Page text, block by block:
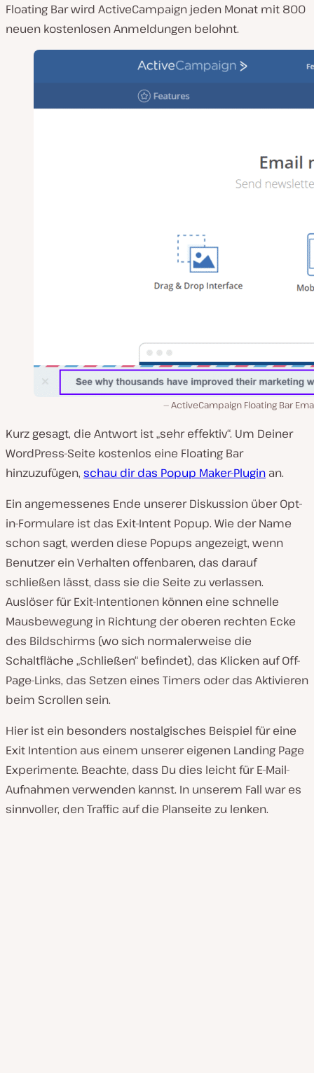
Floating Bar wird ActiveCampaign jeden Monat mit 800
neuen kostenlosen Anmeldungen belohnt.
ActiveCampaign Floating Bar
Kurz gesagt, die Antwort ist „sehr effektiv“. Um Deiner
WordPress-Seite kostenlos eine Floating Bar
hinzuzufügen, schau dir das Popup Maker-Plugin an.
Ein angemessenes Ende unserer Diskussion über Opt-
in-Formulare ist das Exit-Intent Popup. Wie der Name
schon sagt, werden diese Popups angezeigt, wenn
Benutzer ein Verhalten offenbaren, das darauf
schließen lässt, dass sie die Seite zu verlassen.
Auslöser für Exit-Intentionen können eine schnelle
Mausbewegung in Richtung der oberen rechten Ecke
des Bildschirms (wo sich normalerweise die
Schaltfläche „Schließen“ befindet), das Klicken auf Off-
Page-Links, das Setzen eines Timers oder das Aktivieren
beim Scrollen sein.
Hier ist ein besonders nostalgisches Beispiel für eine
Exit Intention aus einem unserer eigenen Landing Page
Experimente. Beachte, dass Du dies leicht für E-Mail-
Aufnahmen verwenden kannst. In unserem Fall war es
sinnvoller, den Traffic auf die Planseite zu lenken.